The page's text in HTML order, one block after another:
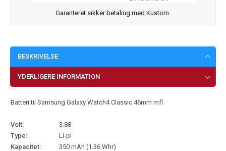
Garanteret sikker betaling med Kustom.
BESKRIVELSE
YDERLIGERE INFORMATION
Batteri til Samsung Galaxy Watch4 Classic 46mm mfl
Volt:
3.88
Type:
Li-pl
Kapacitet:
350 mAh (1.36 Whr)